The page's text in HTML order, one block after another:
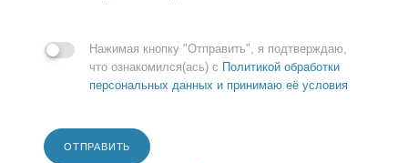
Нажимая кнопку "Отправить", я подтверждаю,
что ознакомился(ась) с Политикой обработки
персональных данных и принимаю её условия
ОТПРАВИТЬ